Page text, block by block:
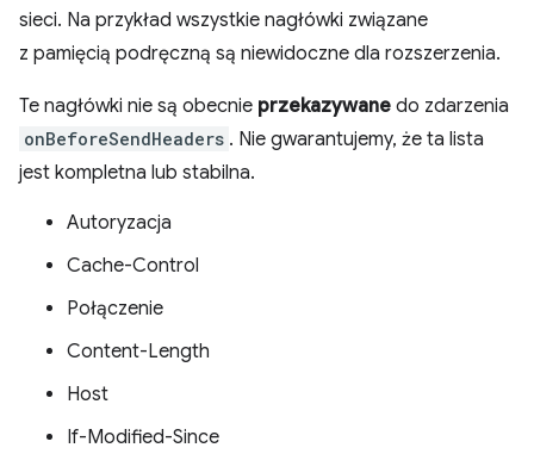
sieci. Na przykład wszystkie nagłówki związane
z pamięcią podręczną są niewidoczne dla rozszerzenia.
Te nagłówki nie są obecnie przekazywane do zdarzenia
onBeforeSendHeaders . Nie gwarantujemy, że ta lista
jest kompletna lub stabilna.
Autoryzacja
Cache-Control
Połączenie
Content-Length
Host
If-Modified-Since